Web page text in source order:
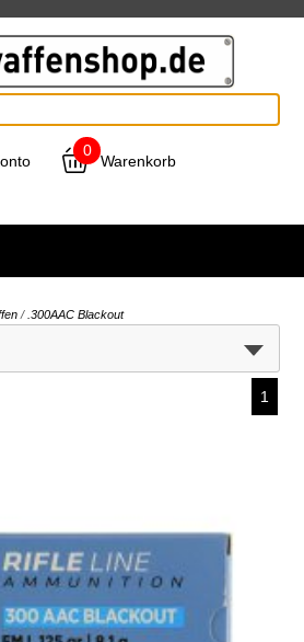
0
Warenkorb
/ .300AAC Blackout
1